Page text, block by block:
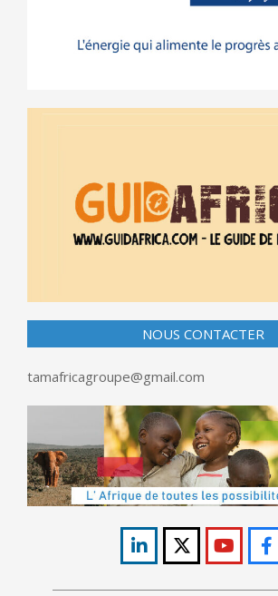
NOUS CONTACTER
tamafricagroupe@gmail.com